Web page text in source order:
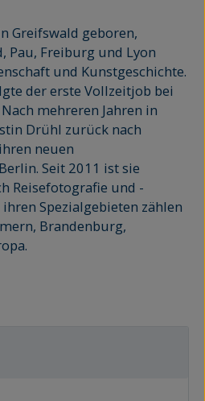
Greifswald geboren,
Pau, Freiburg und Lyon
und Kunstgeschichte.
der erste Vollzeitjob bei
mehreren Jahren in
Drühl zurück nach
neuen
Seit 2011 ist sie
Reisefotografie und -
Spezialgebieten zählen
Brandenburg,